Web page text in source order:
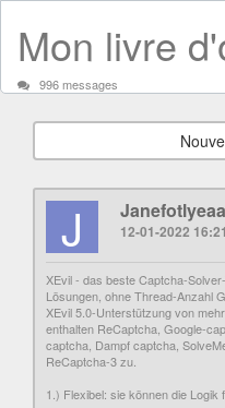
Mon livre
996 messages
J 12-01-2022
XEvil - das beste Captcha-
Lösungen, ohne Thread-Anzahl
XEvil 5.0-Unterstützung von
enthalten ReCaptcha, Google-
captcha, Dampf captcha,
ReCaptcha-3 zu.
1.) Flexibel: sie können die